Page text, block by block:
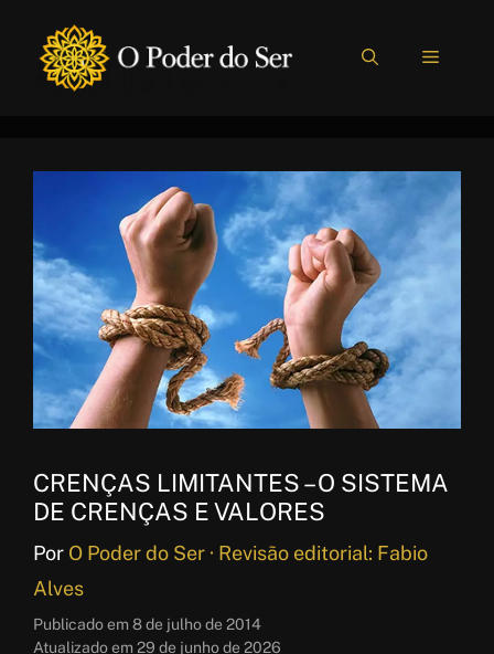
MENU
CRENÇAS LIMITANTES – O SISTEMA
DE CRENÇAS E VALORES
Por O Poder do Ser · Revisão editorial: Fabio
Alves
Publicado em 8 de julho de 2014
Atualizado em 29 de junho de 2026